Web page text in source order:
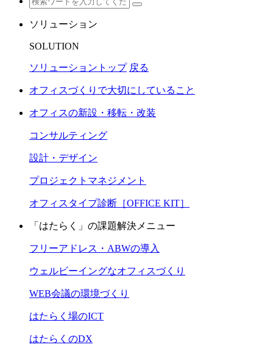
ソリューション
SOLUTION
ソリューショントップ 戻る
オフィスづくりで大切にしていること
オフィスの新設・移転・改装
コンサルティング
設計・デザイン
プロジェクトマネジメント
オフィスタイプ診断［OFFICE KIT］
「はたらく」の課題解決メニュー
フリーアドレス・ABWの導入
ウェルビーイングなオフィスづくり
WEB会議の環境づくり
はたらく場のICT
はたらくのDX